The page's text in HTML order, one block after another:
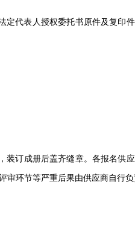
定代表人授权委托书原件及复印
订成册后盖齐缝章。各报名供
环节等严重后果由供应商自行负